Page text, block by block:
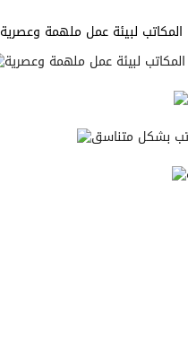
لبيئة عمل ملهمة وعصرية